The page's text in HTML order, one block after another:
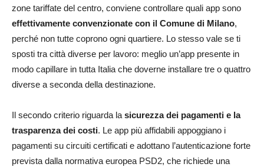
zone tariffate del centro, conviene controllare quali app sono
effettivamente convenzionate con il Comune di Milano,
perché non tutte coprono ogni quartiere. Lo stesso vale se ti
sposti tra città diverse per lavoro: meglio un’app presente in
modo capillare in tutta Italia che doverne installare tre o quattro
diverse a seconda della destinazione.
Il secondo criterio riguarda la sicurezza dei pagamenti e la
trasparenza dei costi. Le app più affidabili appoggiano i
pagamenti su circuiti certificati e adottano l’autenticazione forte
prevista dalla normativa europea PSD2, che richiede una